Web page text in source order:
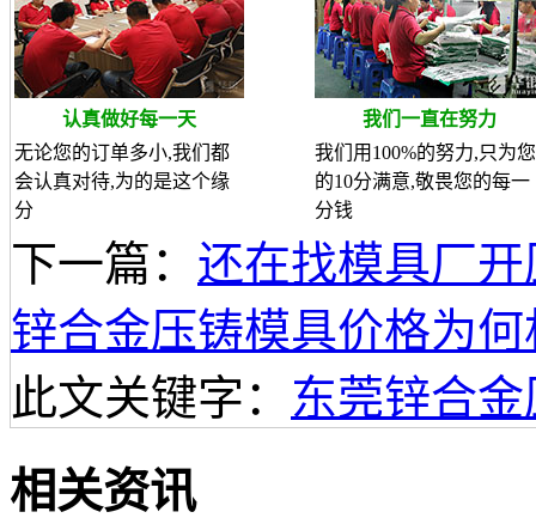
认真做好每一天
我们一直在努力
无论您的订单多小,我们都
会认真对待,为的是这个缘
分
我们用100%的努力,只为您
的10分满意,敬畏您的每一
分钱
下一篇： 还在找模具厂
锌合金压铸模具价格为
此文关键字： 东莞锌合
相关资讯